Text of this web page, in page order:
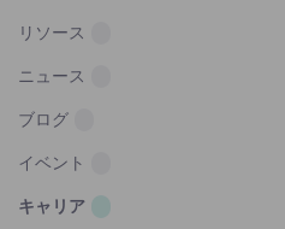
リソース
ニュース
ブログ
イベント
キャリア